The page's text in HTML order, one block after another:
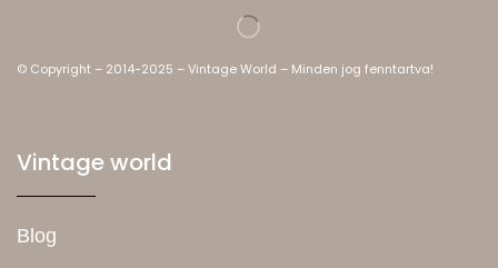
© Copyright – 2014-2025 – Vintage World – Minden jog fenntartva!
Vintage world
Blog